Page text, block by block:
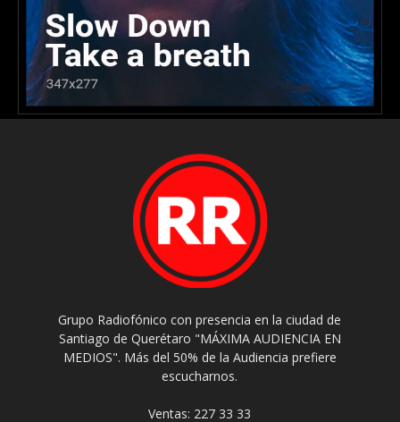
Grupo Radiofónico con presencia en la ciudad de
Santiago de Querétaro "MÁXIMA AUDIENCIA EN
MEDIOS". Más del 50% de la Audiencia prefiere
escucharnos.
Ventas: 227 33 33